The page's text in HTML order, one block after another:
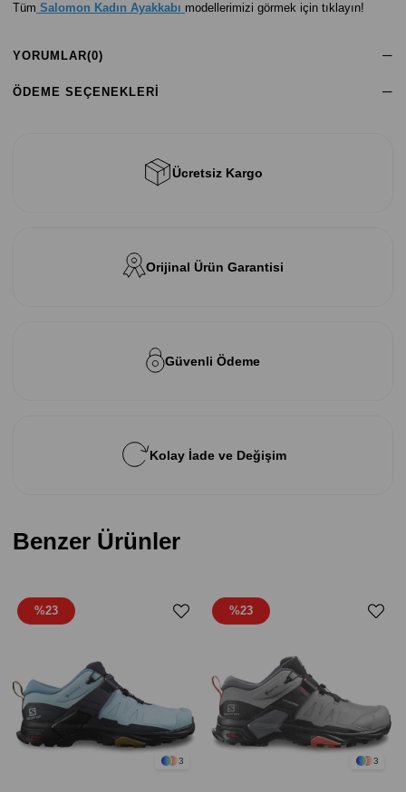
Tüm Salomon Kadın Ayakkabı modellerimizi görmek için tıklayın!
YORUMLAR(0)
ÖDEME SEÇENEKLERI
Ücretsiz Kargo
Orijinal Ürün Garantisi
Güvenli Ödeme
Kolay İade ve Değişim
Benzer Ürünler
3
%23
3
%23